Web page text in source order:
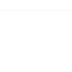
и жиклеры для